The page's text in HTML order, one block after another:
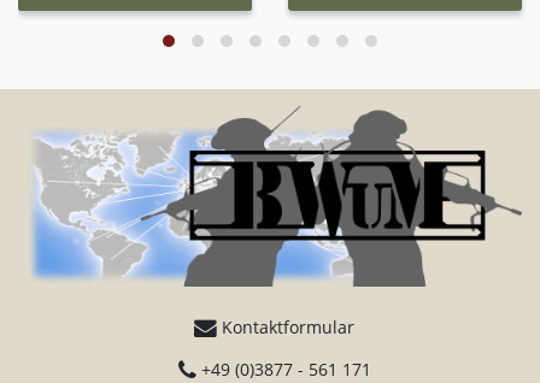
Kontaktformular
+49 (0)3877 - 561 171